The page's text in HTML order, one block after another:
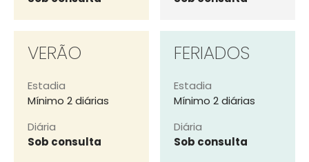
VERÃO
Estadia
Mínimo 2 diárias
Diária
Sob consulta
FERIADOS
Estadia
Mínimo 2 diárias
Diária
Sob consulta